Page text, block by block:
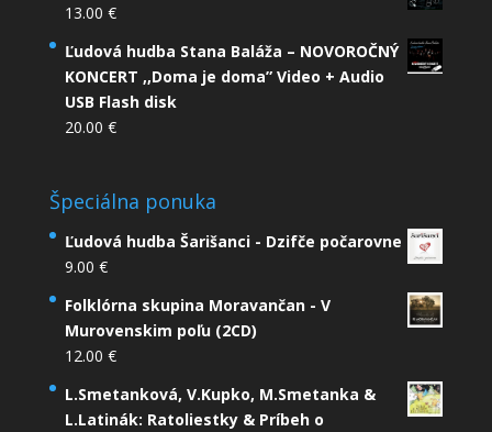
13.00 €
Ľudová hudba Stana Baláža – NOVOROČNÝ
KONCERT ,,Doma je doma” Video + Audio
USB Flash disk
20.00 €
Špeciálna ponuka
Ľudová hudba Šarišanci - Dzifče počarovne
9.00 €
Folklórna skupina Moravančan - V
Murovenskim poľu (2CD)
12.00 €
L.Smetanková, V.Kupko, M.Smetanka &
L.Latinák: Ratoliestky & Príbeh o